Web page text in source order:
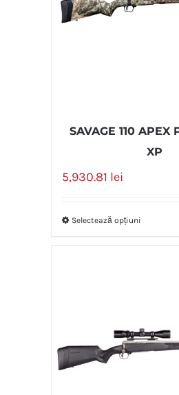
SAVAGE 110 APEX
XP
5,930.81 lei
Selectează opțiuni